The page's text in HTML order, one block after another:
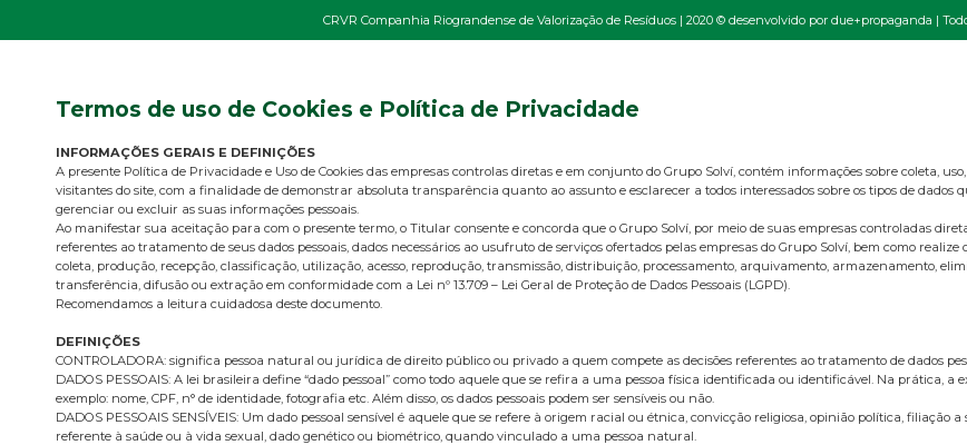
CRVR Companhia Riograndense de Valorização de Resíduos | 2020 © desenvolvido por due+propaganda |
Termos de uso de Cookies e Política de Privacidade
INFORMAÇÕES GERAIS E DEFINIÇÕES
A presente Política de Privacidade e Uso de Cookies das empresas controlas diretas e em conjunto do Grupo Solví, contém informações sobre coleta,
visitantes do site, com a finalidade de demonstrar absoluta transparência quanto ao assunto e esclarecer a todos interessados sobre os tipos de dados
gerenciar ou excluir as suas informações pessoais.
Ao manifestar sua aceitação para com o presente termo, o Titular consente e concorda que o Grupo Solví, por meio de suas empresas controladas
referentes ao tratamento de seus dados pessoais, dados necessários ao usufruto de serviços ofertados pelas empresas do Grupo Solví, bem como
coleta, produção, recepção, classificação, utilização, acesso, reprodução, transmissão, distribuição, processamento, arquivamento, armazenamento,
transferência, difusão ou extração em conformidade com a Lei nº 13.709 – Lei Geral de Proteção de Dados Pessoais (LGPD).
Recomendamos a leitura cuidadosa deste documento.
DEFINIÇÕES
CONTROLADORA: significa pessoa natural ou jurídica de direito público ou privado a quem compete as decisões referentes ao tratamento de dados
DADOS PESSOAIS: A lei brasileira define “dado pessoal” como todo aquele que se refira a uma pessoa física identificada ou identificável. Na prática,
exemplo: nome, CPF, n° de identidade, fotografia etc. Além disso, os dados pessoais podem ser sensíveis ou não.
DADOS PESSOAIS SENSÍVEIS: Um dado pessoal sensível é aquele que se refere à origem racial ou étnica, convicção religiosa, opinião política,
referente à saúde ou à vida sexual, dado genético ou biométrico, quando vinculado a uma pessoa natural.